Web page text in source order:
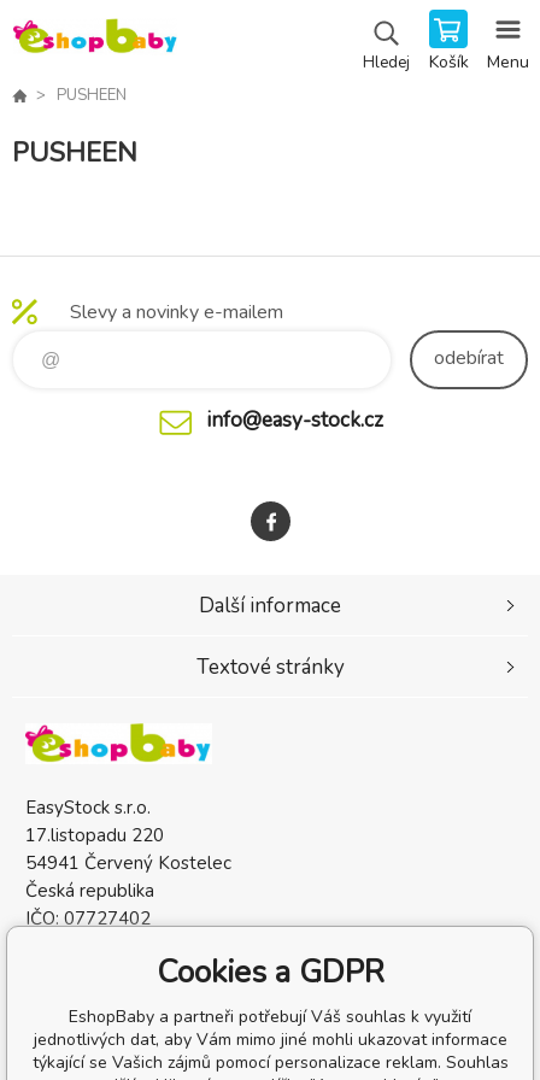
Hledej Košík Menu
PUSHEEN
PUSHEEN
Slevy a novinky e-mailem
odebírat
info@easy-stock.cz
EasyStock s.r.o.
17.listopadu 220
54941 Červený Kostelec
Česká republika
IČO: 07727402
Další informace
Textové stránky
Cookies a GDPR
EshopBaby a partneři potřebují Váš souhlas k využití
jednotlivých dat, aby Vám mimo jiné mohli ukazovat informace
týkající se Vašich zájmů pomocí personalizace reklam. Souhlas